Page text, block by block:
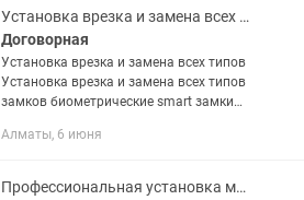
тех.условий и т.п документов.
Установка врезка и замена всех типов замков биометрические smart замки
Договорная
Установка врезка и замена всех типов
Установка врезка и замена всех типов
замков биометрические smart замки
установке, врезке и замене дверных и
Алматы, 6 июня
Профессиональная установка межкомнатных дверей. Врезка замков и петель